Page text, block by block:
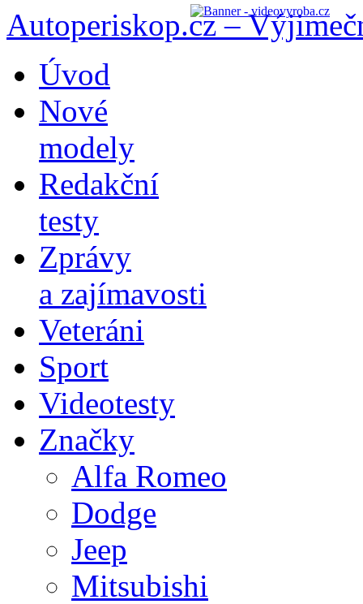
Autoperiskop.cz –
obsahu
webu
Úvod
Nové
modely
Redakční
testy
Zprávy
a zajímavosti
Veteráni
Sport
Videotesty
Značky
Alfa Romeo
Dodge
Jeep
Mitsubishi